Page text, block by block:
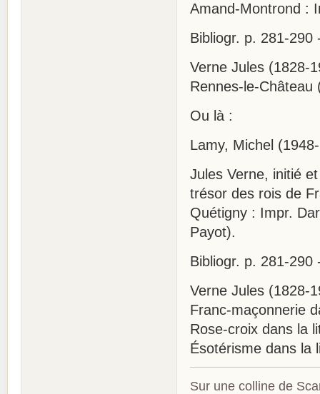
Amand-Montrond :
Bibliogr. p. 281-
Verne Jules (1828-
Rennes-le-Château
Ou là :
Lamy, Michel
Jules Verne, initié
trésor des rois de
Quétigny : Impr.
Payot).
Bibliogr. p. 281-
Verne Jules (1828-
Franc-maçonnerie
Rose-croix dans la
Ésotérisme dans la
Sur une colline de